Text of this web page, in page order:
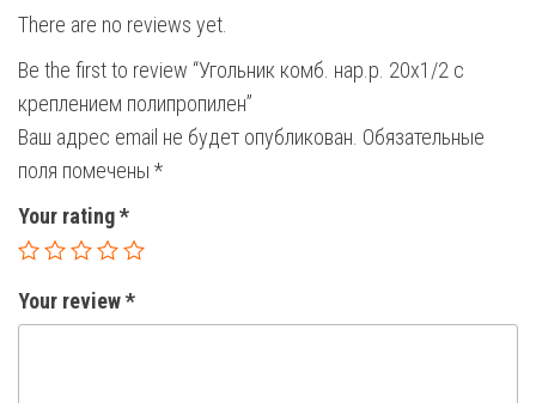
There are no reviews yet.
Be the first to review “Угольник комб. нар.р. 20х1/2 с
креплением полипропилен”
Ваш адрес email не будет опубликован. Обязательные
поля помечены *
Your rating*
Your review*